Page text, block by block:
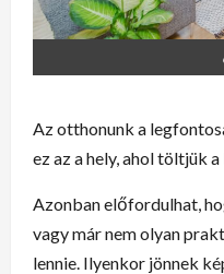
Az otthonunk a
ez az a hely, ahol töltjük
Azonban előfordulhat,
vagy már nem olyan
lennie. Ilyenkor jönnek